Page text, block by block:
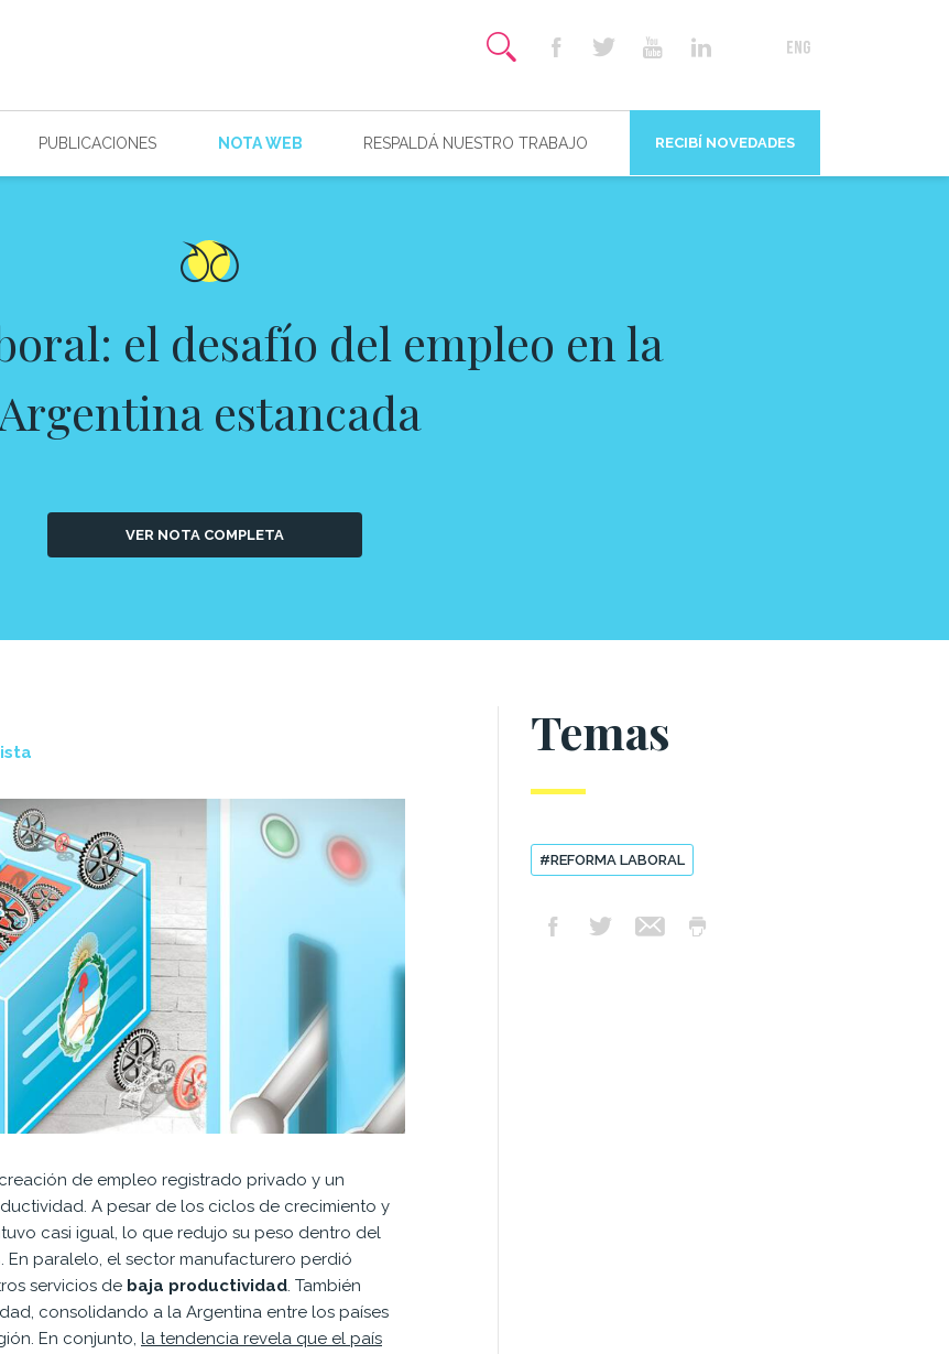
PUBLICACIONES NOTA WEB RESPALDÁ NUESTRO TRABAJO RECIBÍ NOVEDADES
el desafío del empleo en la
estancada
VER NOTA COMPLETA
de empleo registrado privado y un
A pesar de los ciclos de crecimiento y
casi igual, lo que redujo su peso dentro del
paralelo, el sector manufacturero perdió
servicios de baja productividad. También
consolidando a la Argentina entre los países
En conjunto, la tendencia revela que el país
Temas
#REFORMA LABORAL